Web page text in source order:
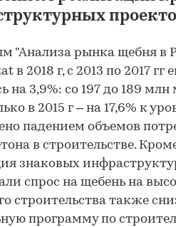
"Анализа рынка щебня в
в 2018 г, с 2013 по 2017
на 3,9%: со 197 до 189
в 2015 г – на 17,6% к
падением объемов
в строительстве.
знаковых
спрос на щебень на
строительства также
программу по